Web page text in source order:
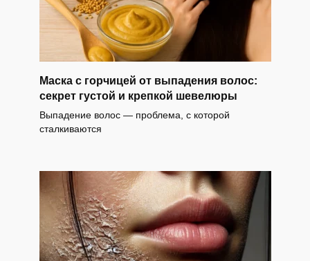
Маска с горчицей от выпадения волос:
секрет густой и крепкой шевелюры
Выпадение волос — проблема, с которой
сталкиваются